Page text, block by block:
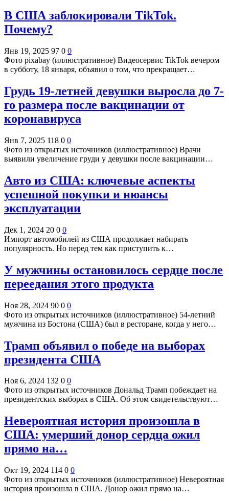
В США заблокировали TikTok.
Почему?
Янв 19, 2025 97 0 0
Фото pixabay (иллюстративное) Видеосервис TikTok вечером
в субботу, 18 января, объявил о том, что прекращает…
Грудь 19-летней девушки выросла до 7-
го размера после вакцинации от
коронавируса
Янв 7, 2025 118 0 0
Фото из открытых источников (иллюстративное) Врачи
выявили увеличение груди у девушки после вакцинации…
Авто из США: ключевые аспекты
успешной покупки и нюансы
эксплуатации
Дек 1, 2024 20 0 0
Импорт автомобилей из США продолжает набирать
популярность. Но перед тем как приступить к…
У мужчины остановилось сердце после
переедания этого продукта
Ноя 28, 2024 90 0 0
Фото из открытых источников (иллюстративное) 54-летний
мужчина из Бостона (США) был в ресторане, когда у него…
Трамп объявил о победе на выборах
президента США
Ноя 6, 2024 132 0 0
Фото из открытых источников Дональд Трамп побеждает на
президентских выборах в США. Об этом свидетельствуют…
Невероятная история произошла в
США: умерший донор сердца ожил
прямо на…
Окт 19, 2024 114 0 0
Фото из открытых источников (иллюстративное) Невероятная
история произошла в США. Донор ожил прямо на…